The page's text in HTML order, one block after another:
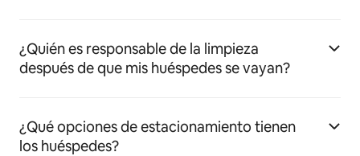
¿Quién es responsable de la limpieza
después de que mis huéspedes se vayan?
¿Qué opciones de estacionamiento tienen
los huéspedes?